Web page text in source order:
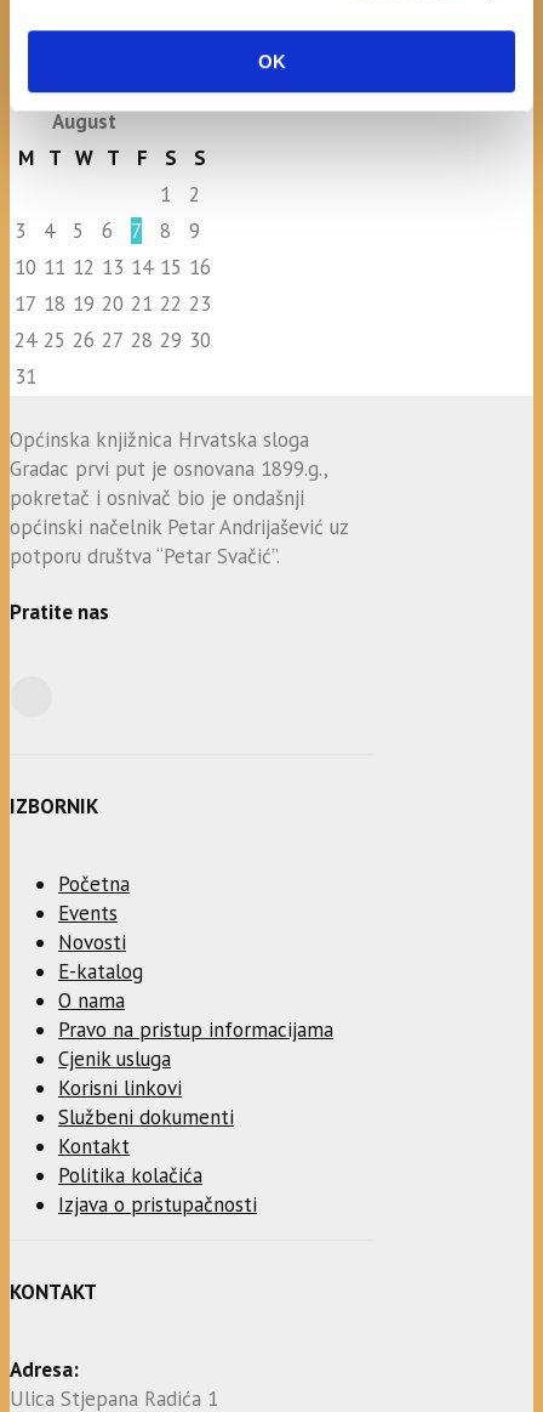
OK
calendar
August
M
T W T F S
S
1
2
3
4 5 6 7 8
9
10 11 12 13 14 15 16
17 18 19 20 21 22 23
24 25 26 27 28 29 30
31
Općinska knjižnica Hrvatska sloga
Gradac prvi put je osnovana 1899.g.,
pokretač i osnivač bio je ondašnji
općinski načelnik Petar Andrijašević uz
potporu društva “Petar Svačić”.
Pratite nas
IZBORNIK
Početna
Events
Novosti
E-katalog
O nama
Pravo na pristup informacijama
Cjenik usluga
Korisni linkovi
Službeni dokumenti
Kontakt
Politika kolačića
Izjava o pristupačnosti
KONTAKT
Adresa:
Ulica Stjepana Radića 1